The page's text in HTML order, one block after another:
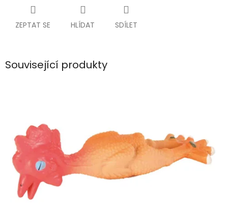
ZEPTAT SE HLÍDAT SDÍLET
Související produkty